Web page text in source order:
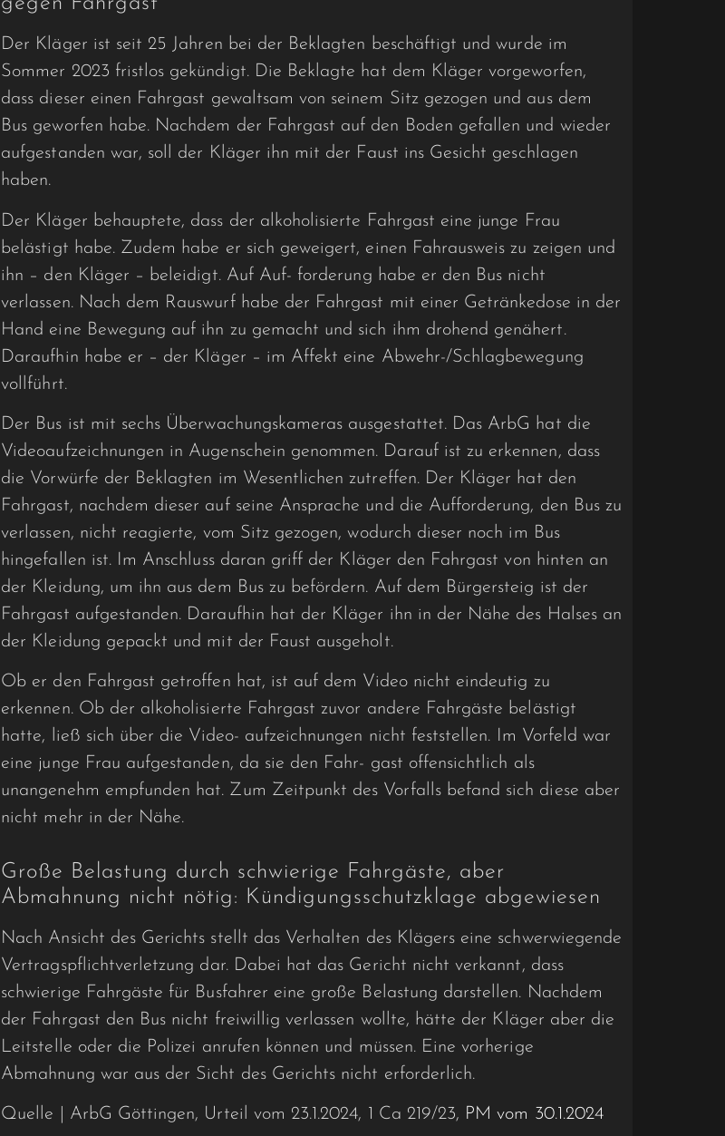
Der Kläger ist seit 25 Jahren bei der Beklagten beschäftigt und wurde im
Sommer 2023 fristlos gekündigt. Die Beklagte hat dem Kläger vorgeworfen,
dass dieser einen Fahrgast gewaltsam von seinem Sitz gezogen und aus dem
Bus geworfen habe. Nachdem der Fahrgast auf den Boden gefallen und wieder
aufgestanden war, soll der Kläger ihn mit der Faust ins Gesicht geschlagen
haben.
Der Kläger behauptete, dass der alkoholisierte Fahrgast eine junge Frau
belästigt habe. Zudem habe er sich geweigert, einen Fahrausweis zu zeigen und
ihn – den Kläger – beleidigt. Auf Auf- forderung habe er den Bus nicht
verlassen. Nach dem Rauswurf habe der Fahrgast mit einer Getränkedose in der
Hand eine Bewegung auf ihn zu gemacht und sich ihm drohend genähert.
Daraufhin habe er – der Kläger – im Affekt eine Abwehr-/Schlagbewegung
vollführt.
Der Bus ist mit sechs Überwachungskameras ausgestattet. Das ArbG hat die
Videoaufzeichnungen in Augenschein genommen. Darauf ist zu erkennen, dass
die Vorwürfe der Beklagten im Wesentlichen zutreffen. Der Kläger hat den
Fahrgast, nachdem dieser auf seine Ansprache und die Aufforderung, den Bus zu
verlassen, nicht reagierte, vom Sitz gezogen, wodurch dieser noch im Bus
hingefallen ist. Im Anschluss daran griff der Kläger den Fahrgast von hinten an
der Kleidung, um ihn aus dem Bus zu befördern. Auf dem Bürgersteig ist der
Fahrgast aufgestanden. Daraufhin hat der Kläger ihn in der Nähe des Halses an
der Kleidung gepackt und mit der Faust ausgeholt.
Ob er den Fahrgast getroffen hat, ist auf dem Video nicht eindeutig zu
erkennen. Ob der alkoholisierte Fahrgast zuvor andere Fahrgäste belästigt
hatte, ließ sich über die Video- aufzeichnungen nicht feststellen. Im Vorfeld war
eine junge Frau aufgestanden, da sie den Fahr- gast offensichtlich als
unangenehm empfunden hat. Zum Zeitpunkt des Vorfalls befand sich diese aber
nicht mehr in der Nähe.
Große Belastung durch schwierige Fahrgäste, aber
Abmahnung nicht nötig: Kündigungsschutzklage abgewiesen
Nach Ansicht des Gerichts stellt das Verhalten des Klägers eine schwerwiegende
Vertragspflichtverletzung dar. Dabei hat das Gericht nicht verkannt, dass
schwierige Fahrgäste für Busfahrer eine große Belastung darstellen. Nachdem
der Fahrgast den Bus nicht freiwillig verlassen wollte, hätte der Kläger aber die
Leitstelle oder die Polizei anrufen können und müssen. Eine vorherige
Abmahnung war aus der Sicht des Gerichts nicht erforderlich.
Quelle | ArbG Göttingen, Urteil vom 23.1.2024, 1 Ca 219/23, PM vom 30.1.2024